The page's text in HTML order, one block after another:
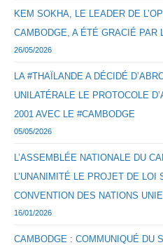
KEM SOKHA, LE LEADER DE
CAMBODGE, A ÉTÉ GRACIÉ PAR
26/05/2026
LA #THAÏLANDE A DÉCIDÉ
UNILATÉRALE LE PROTOCOLE
2001 AVEC LE #CAMBODGE
05/05/2026
L’ASSEMBLÉE NATIONALE DU
L’UNANIMITÉ LE PROJET DE LOI
CONVENTION DES NATIONS
16/01/2026
CAMBODGE : COMMUNIQUÉ DU